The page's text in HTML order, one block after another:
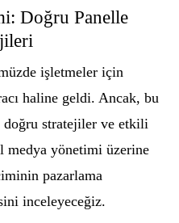
Doğru Panelle
işletmeler için
haline geldi. Ancak, bu
doğru stratejiler ve etkili
medya yönetimi üzerine
pazarlama
inceleyeceğiz.